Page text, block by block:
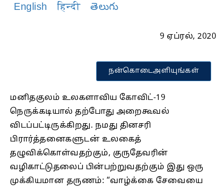
English हिन्दी తెలుగు
9 ஏப்ரல், 2020
நன்கொடைஅளியுங்கள்
மனிதகுலம் உலகளாவிய கோவிட்-19
நெருக்கடியால் தற்போது அறைகூவல்
விடப்பட்டிருக்கிறது. நமது தினசரி
பிரார்த்தனைகளுடன் உலகைத்
தழுவிக்கொள்வதற்கும், குருதேவரின்
வழிகாட்டுதலைப் பின்பற்றுவதற்கும் இது ஒரு
முக்கியமான தருணம்: “வாழ்க்கை சேவையை